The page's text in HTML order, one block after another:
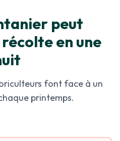
peut
en une
font face à un
printemps.